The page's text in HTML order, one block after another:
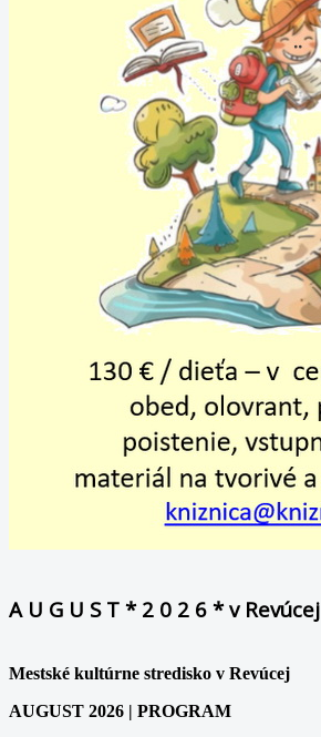
A U G U S T * 2 0 2 6 * v Revúcej
Mestské kultúrne stredisko v Revúcej
AUGUST 2026 | PROGRAM